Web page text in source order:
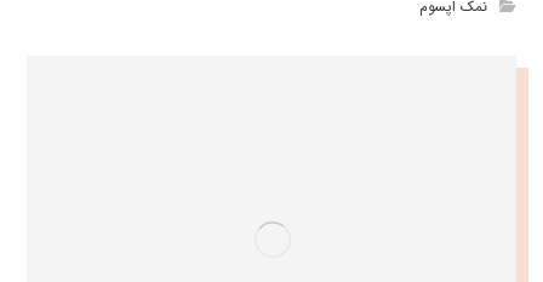
نمک اپسوم